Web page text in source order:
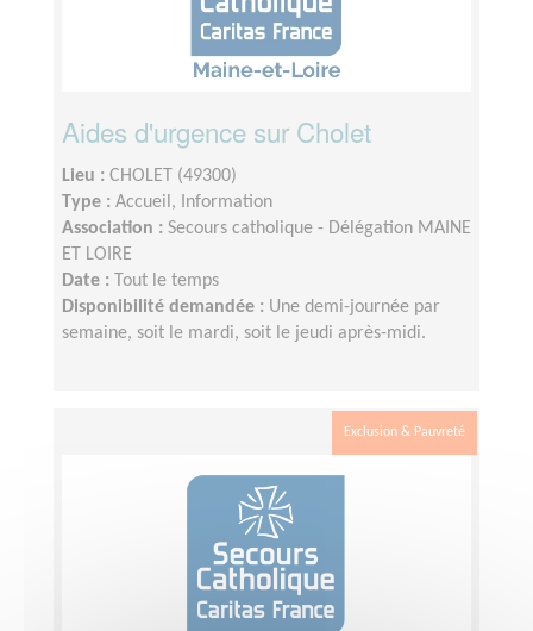
Aides d'urgence sur Cholet
Lieu : CHOLET (49300)
Type : Accueil, Information
Association : Secours catholique - Délégation MAINE
ET LOIRE
Date :
Tout le temps
Disponibilité demandée : Une demi-journée par
semaine, soit le mardi, soit le jeudi après-midi.
Exclusion & Pauvreté